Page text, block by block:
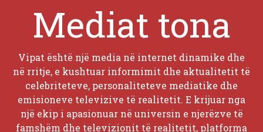
Mediat tona
Vipat është një media në internet dinamike dhe
në rritje, e kushtuar informimit dhe aktualitetit të
celebriteteve, personaliteteve mediatike dhe
emisioneve televizive të realitetit. E krijuar nga
një ekip i apasionuar në universin e njerëzve të
famshëm dhe televizionit të realitetit, platforma